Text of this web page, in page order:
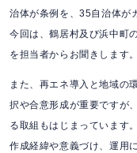
治体が条例を、35自治体が
今回は、鶴居村及び浜中町
を担当者からお聞きします。
また、再エネ導入と地域の
択や合意形成が重要ですが
る取組もはじまっています
作成経緯や意義づけ、運用